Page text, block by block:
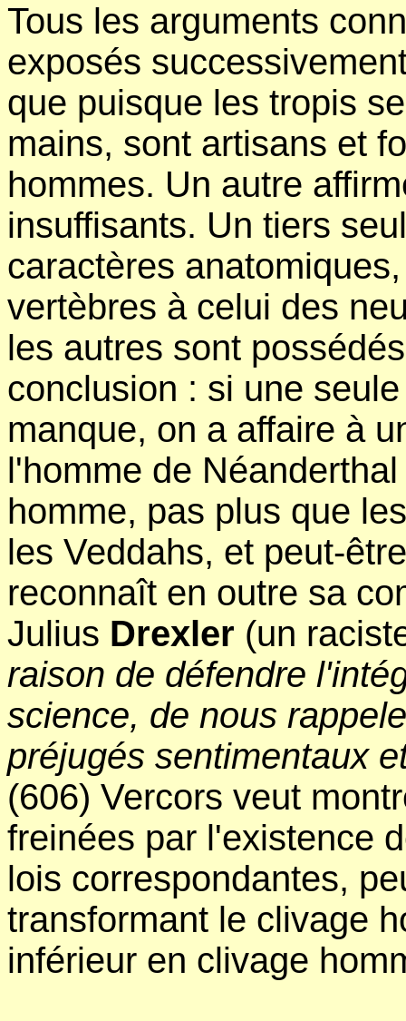
Tous les arguments
exposés
que puisque les tropis
mains, sont artisans et
hommes. Un autre
insuffisants. Un tiers
caractères
vertèbres à celui des
les autres sont
conclusion : si une
manque, on a affaire à
l'homme de
homme, pas plus que
les Veddahs, et peut-
reconnaît en outre sa
Julius Drexler (un
raison de défendre
science, de nous
préjugés sentimentaux
(606) Vercors veut
freinées par l'existence
lois correspondantes,
transformant le clivage
inférieur en clivage